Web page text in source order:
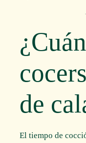
de
El tiempo de